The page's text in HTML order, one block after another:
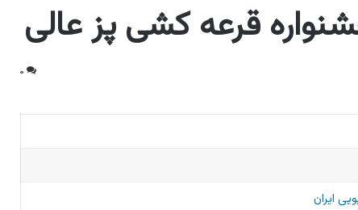
قرعه کشی پز عالی
۰
ایران